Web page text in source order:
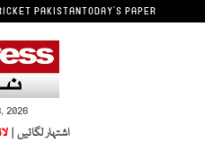
PAKISTANTODAY'S PAPER
2026
اشتہار لگائیں |